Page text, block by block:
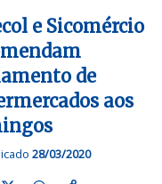
e Sicomércio
de
aos
28/03/2020